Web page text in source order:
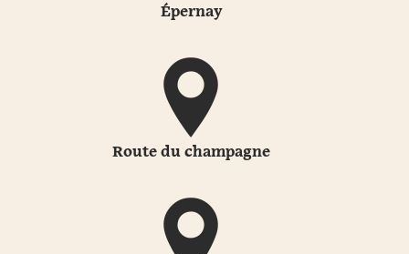
Épernay
Route du champagne